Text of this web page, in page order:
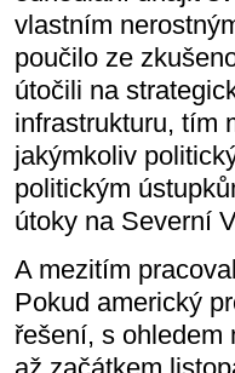
vlastním
poučilo ze
útočili na
infrastrukturu, tím
jakýmkoliv
politickým
útoky na Severní
A mezitím
Pokud americký
řešení, s ohledem